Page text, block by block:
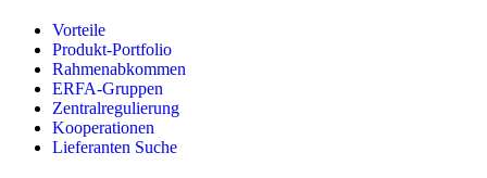
Vorteile
Produkt-Portfolio
Rahmenabkommen
ERFA-Gruppen
Zentralregulierung
Kooperationen
Lieferanten Suche